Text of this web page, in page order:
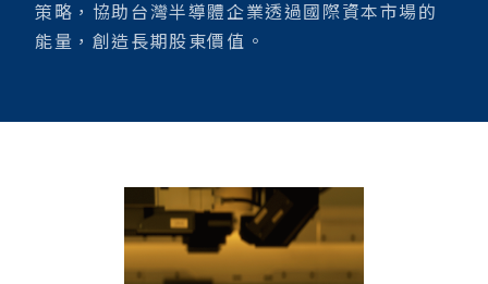
策略，協助台灣半導體企業透過國際資本市場的
能量，創造長期股東價值。